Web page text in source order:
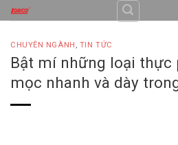
Skip
to
content
CHUYÊN NGÀNH , TIN TỨC
Bật mí những loại thực
mọc nhanh và dày